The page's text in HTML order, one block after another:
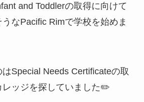
and Toddlerの取得に向けて
なPacific Rimで学校を始めま
Special Needs Certificateの取
レッジを探していました✏️